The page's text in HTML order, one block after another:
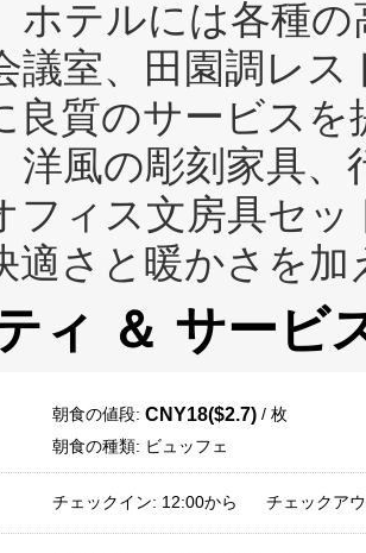
ホテルには各種
議室、田園調レ
良質のサービス
洋風の彫刻家具
フィス文房具セ
適さと暖かさを加
ィ ＆ サービ
朝食の値段: CNY18($2.7) / 枚
朝食の種類: ビュッフェ
チェックイン: 12:00から チェックアウ